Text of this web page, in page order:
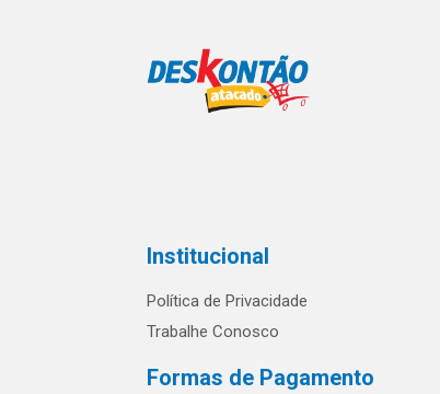
Institucional
Política de Privacidade
Trabalhe Conosco
Formas de Pagamento